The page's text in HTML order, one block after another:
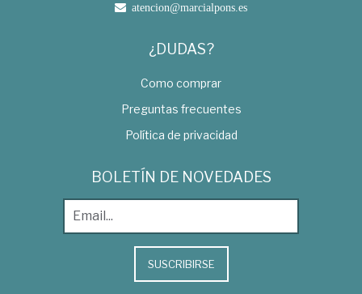
atencion@marcialpons.es
¿DUDAS?
Como comprar
Preguntas frecuentes
Política de privacidad
BOLETÍN DE NOVEDADES
SUSCRIBIRSE